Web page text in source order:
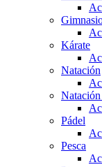
Kárate
Natación
Pádel
Pesca